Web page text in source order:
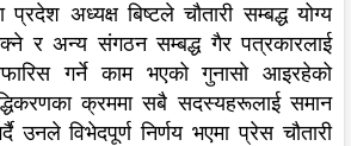
प्रदेश अध्यक्ष बिष्टले चौतारी सम्बद्ध योग्य
र अन्य संगठन सम्बद्ध गैर पत्रकारलाई
गर्ने काम भएको गुनासो आइरहेको
क्रममा सबै सदस्यहरूलाई समान
विभेदपूर्ण निर्णय भएमा प्रेस चौतारी